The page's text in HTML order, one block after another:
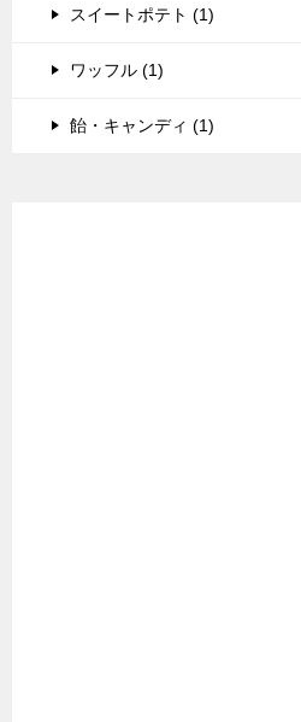
スイートポテト (1)
ワッフル (1)
飴・キャンディ (1)